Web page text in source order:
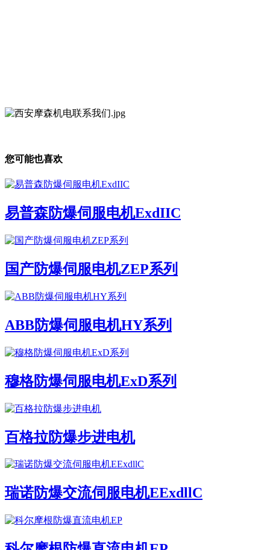
您可能也喜欢
易普森防爆伺服电机ExdIIC
国产防爆伺服电机ZEP系列
ABB防爆伺服电机HY系列
穆格防爆伺服电机ExD系列
百格拉防爆步进电机
瑞诺防爆交流伺服电机EExdllC